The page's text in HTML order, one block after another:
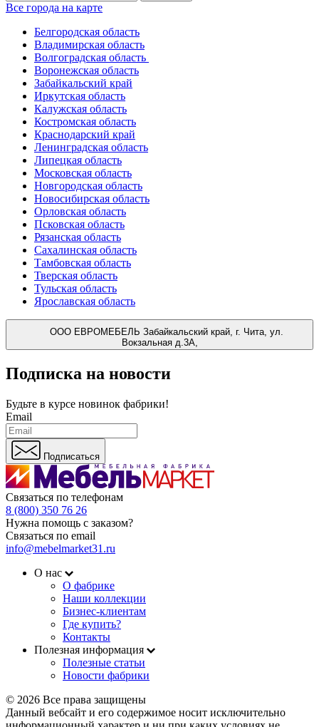
Все города на карте
Белгородская область
Владимирская область
Волгоградская область
Воронежская область
Забайкальский край
Иркутская область
Калужская область
Костромская область
Краснодарский край
Ленинградская область
Липецкая область
Московская область
Новгородская область
Новосибирская область
Орловская область
Псковская область
Рязанская область
Сахалинская область
Тамбовская область
Тверская область
Тульская область
Ярославская область
ООО ЕВРОМЕБЕЛЬ Забайкальский край, г. Чита, ул.
Вокзальная д.3А,
Подписка на новости
Будьте в курсе новинок фабрики!
Email
Подписаться
Связаться по телефонам
8 (800) 350 76 26
Нужна помощь с заказом?
Связаться по email
info@mebelmarket31.ru
О нас
О фабрике
Наши коллекции
Бизнес-клиентам
Где купить?
Контакты
Полезная информация
Полезные статьи
Новости фабрики
© 2026 Все права защищены
Данный вебсайт и его содержимое носит исключительно